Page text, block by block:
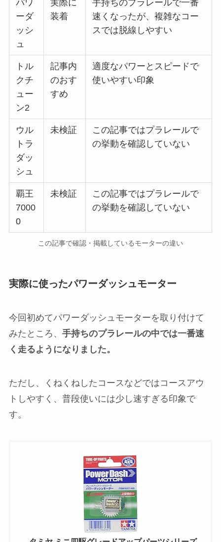
パワ
ーダ
ッシ
ュ
実際に
装着
手持ちのプラレールで一番
速くなったが、複雑なコー
スでは脱線しやすい
トル
クチ
ュー
ン2
記事内
のおす
すめ
適度なパワーとスピードで
使いやすい印象
ウル
トラ
ダッ
シュ
未検証
この記事ではプラレールで
の挙動を確認していない
覇王
7000
0
未検証
この記事ではプラレールで
の挙動を確認していない
この記事で確認・掲載しているモーターの違い
実際に使ったパワーダッシュモーター
今回初めてパワーダッシュモーターを取り付けて
みたところ、 手持ちのプラレールの中では一番速
く走るようになりました。
ただし、くねくねしたコースなどではコースアウ
トしやすく、普段使いには少し速すぎる印象で
す。